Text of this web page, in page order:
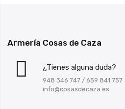
Armería Cosas de Caza
¿Tienes alguna duda?
948 346 747 / 659 841 757
info@cosasdecaza.es